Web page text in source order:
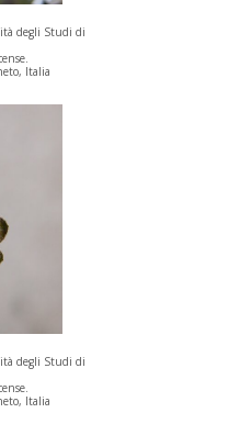
degli Studi di
Italia
degli Studi di
Italia